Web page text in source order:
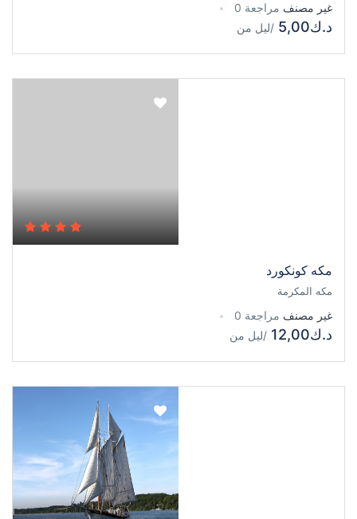
غير مصنف مراجعة 0
من
د.ك5,00 /ليل
مكه كونكورد
مكه المكرمة
غير مصنف مراجعة 0
من
د.ك12,00 /ليل